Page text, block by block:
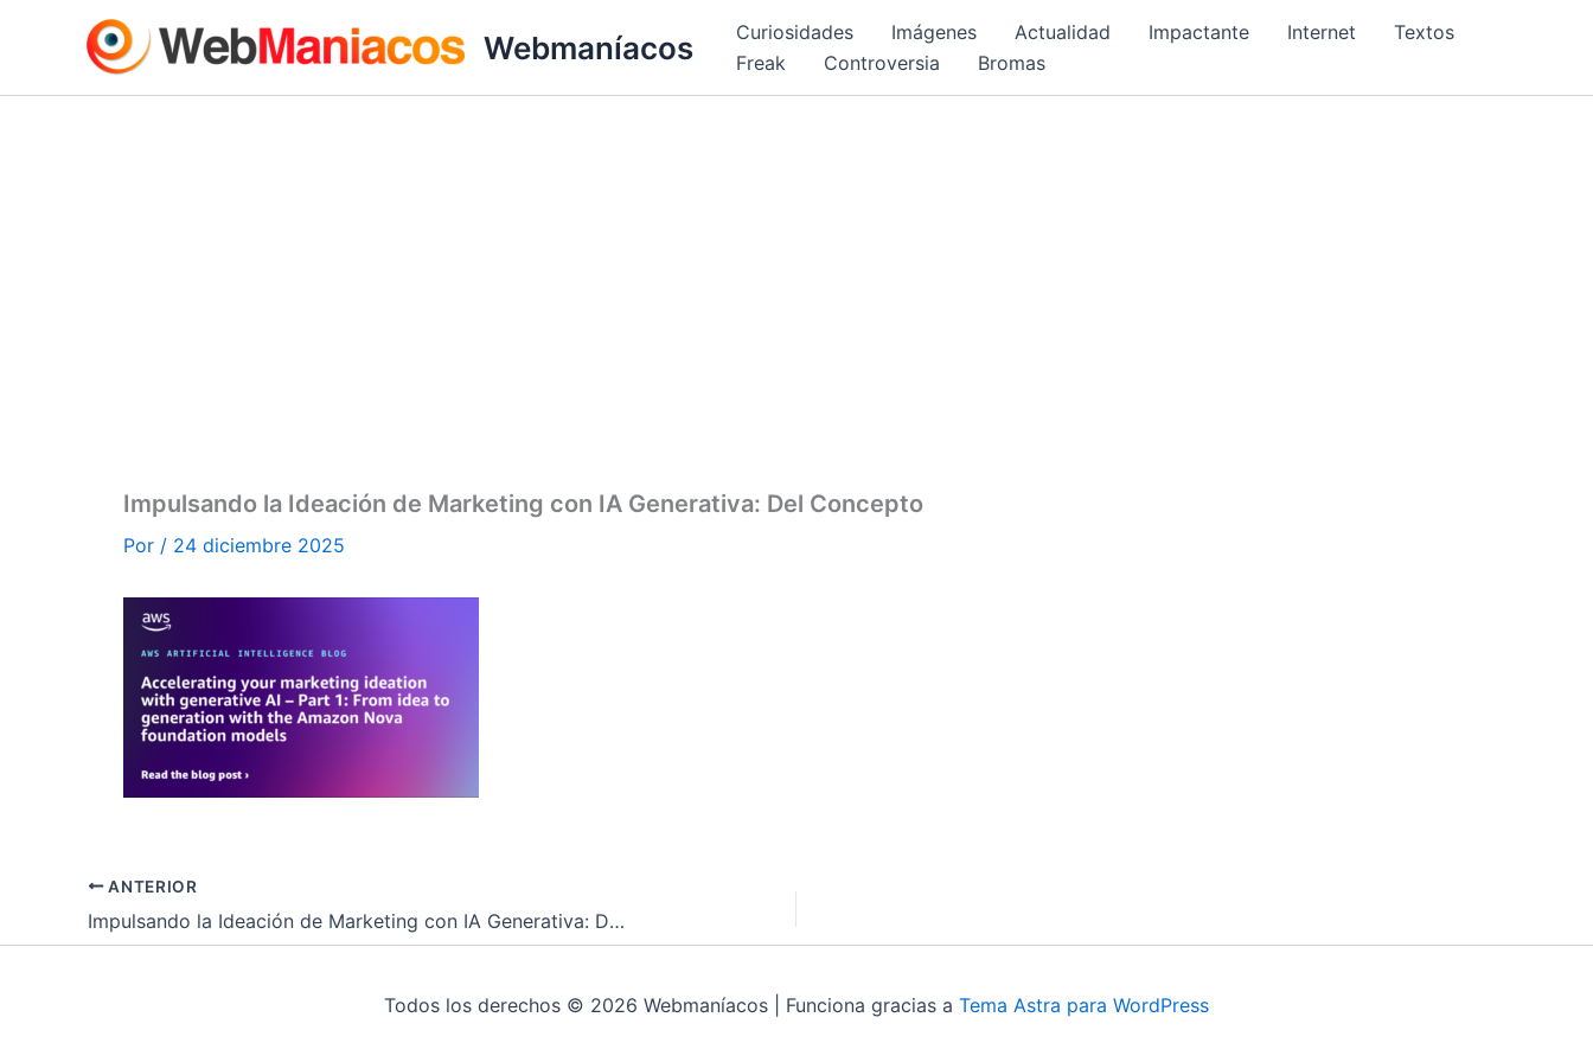
Webmaníacos Curiosidades Imágenes Actualidad Impactante Internet
Textos
Freak
Controversia Bromas
Impulsando la Ideación de Marketing con IA Generativa: Del Concepto
Por / 24 diciembre 2025
ANTERIOR
Impulsando la Ideación de Marketing con IA Generativa: Del Concepto a la Creación con Modelos de Amazon Nova
Todos los derechos © 2026 Webmaníacos | Funciona gracias a Tema Astra para WordPress